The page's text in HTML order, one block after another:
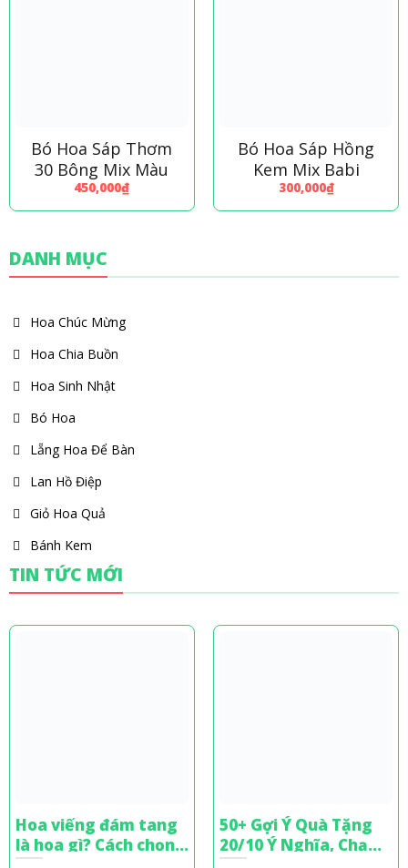
Bó Hoa Sáp Thơm
30 Bông Mix Màu
450,000₫
Bó Hoa Sáp Hồng
Kem Mix Babi
300,000₫
DANH MỤC
Hoa Chúc Mừng
Hoa Chia Buồn
Hoa Sinh Nhật
Bó Hoa
Lẵng Hoa Để Bàn
Lan Hồ Điệp
Giỏ Hoa Quả
Bánh Kem
TIN TỨC MỚI
Hoa viếng đám tang
là hoa gì? Cách chọn
50+ Gợi Ý Quà Tặng
20/10 Ý Nghĩa, Chạm